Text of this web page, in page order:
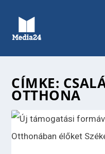
CÍMKE:
OTTHONA